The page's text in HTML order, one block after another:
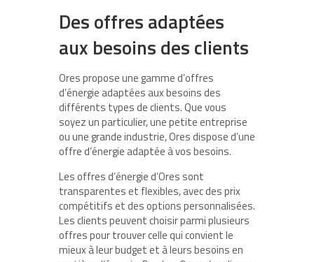
Des offres adaptées
aux besoins des clients
Ores propose une gamme d’offres
d’énergie adaptées aux besoins des
différents types de clients. Que vous
soyez un particulier, une petite entreprise
ou une grande industrie, Ores dispose d’une
offre d’énergie adaptée à vos besoins.
Les offres d’énergie d’Ores sont
transparentes et flexibles, avec des prix
compétitifs et des options personnalisées.
Les clients peuvent choisir parmi plusieurs
offres pour trouver celle qui convient le
mieux à leur budget et à leurs besoins en